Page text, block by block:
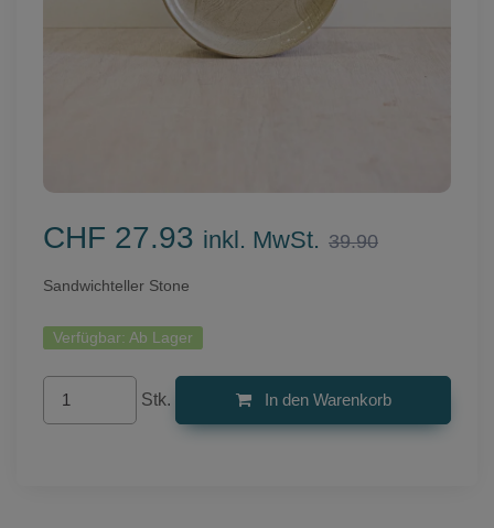
CHF 27.93 inkl. MwSt. 39.90
Sandwichteller Stone
Verfügbar: Ab Lager
Stk. In den Warenkorb